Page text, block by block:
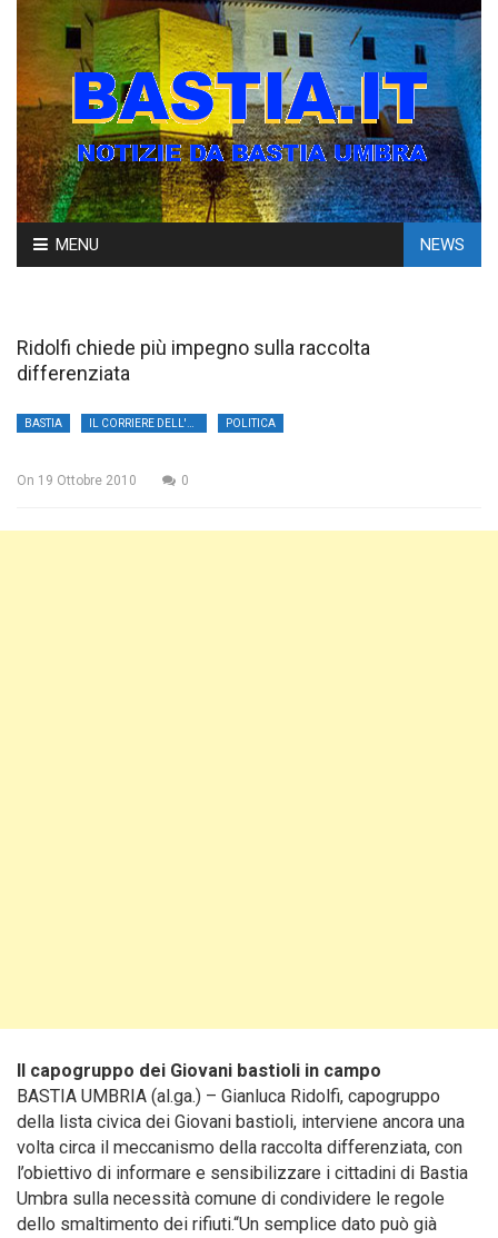
Skip
to
MENU NEWS
Ridolfi chiede più impegno sulla raccolta
differenziata
BASTIA POLITICA
On 19 Ottobre 2010 0
Il capogruppo dei Giovani bastioli in campo
BASTIA UMBRIA (al.ga.) – Gianluca Ridolfi, capogruppo
della lista civica dei Giovani bastioli, interviene ancora una
volta circa il meccanismo della raccolta differenziata, con
l’obiettivo di informare e sensibilizzare i cittadini di Bastia
Umbra sulla necessità comune di condividere le regole
dello smaltimento dei rifiuti.“Un semplice dato può già